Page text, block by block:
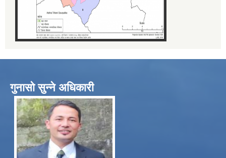
गुनासो सुन्ने अधिकारी